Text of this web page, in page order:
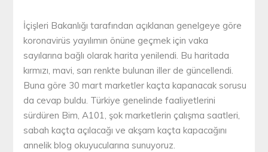
İçişleri Bakanlığı tarafından açıklanan genelgeye göre
koronavirüs yayılımın önüne geçmek için vaka
sayılarına bağlı olarak harita yenilendi. Bu haritada
kırmızı, mavi, sarı renkte bulunan iller de güncellendi.
Buna göre 30 mart marketler kaçta kapanacak sorusu
da cevap buldu. Türkiye genelinde faaliyetlerini
sürdüren Bim, A101, şok marketlerin çalışma saatleri,
sabah kaçta açılacağı ve akşam kaçta kapacağını
annelik blog okuyucularına sunuyoruz.